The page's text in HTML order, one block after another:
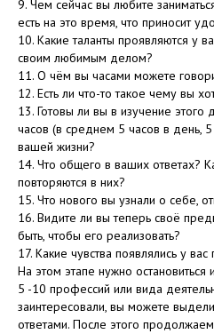
9. Чем сейчас вы любите
есть на это время, что приносит
10. Какие таланты проявляются у
своим любимым делом?
11. О чём вы часами можете
12. Есть ли что-то такое чему вы
13. Готовы ли вы в изучение
часов (в среднем 5 часов в день,
вашей жизни?
14. Что общего в ваших ответах?
повторяются в них?
15. Что нового вы узнали о себе,
16. Видите ли вы теперь своё
быть, чтобы его реализовать?
17. Какие чувства появлялись у
На этом этапе нужно остановиться
5 -10 профессий или вида
заинтересовали, вы можете
ответами. После этого